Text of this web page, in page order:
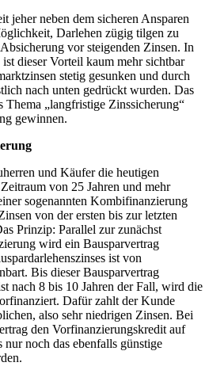
jeher neben dem sicheren Ansparen
Darlehen zügig tilgen zu
vor steigenden Zinsen. In
dieser Vorteil kaum mehr sichtbar
stetig gesunken und durch
nach unten gedrückt wurden. Das
Thema „langfristige Zinssicherung“
gewinnen.
und Käufer die heutigen
von 25 Jahren und mehr
sogenannten Kombifinanzierung
von der ersten bis zur letzten
Prinzip: Parallel zur zunächst
wird ein Bausparvertrag
ist von
Bis dieser Bausparvertrag
nach 8 bis 10 Jahren der Fall, wird die
Dafür zahlt der Kunde
also sehr niedrigen Zinsen. Bei
den Vorfinanzierungskredit auf
nur noch das ebenfalls günstige